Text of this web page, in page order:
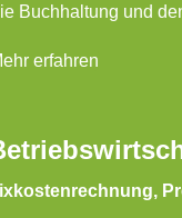
Buchhaltung und
erfahren